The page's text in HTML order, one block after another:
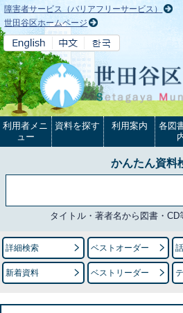
本文へ
障害者サービス（バリアフリーサービス）
世田谷区ホームページ
利用者メニ
ュー
資料を探す 利用案内
各図
かんたん資料
タイトル・著者名から図書・CD
詳細検索 ベストオーダー
新着資料 ベストリーダー